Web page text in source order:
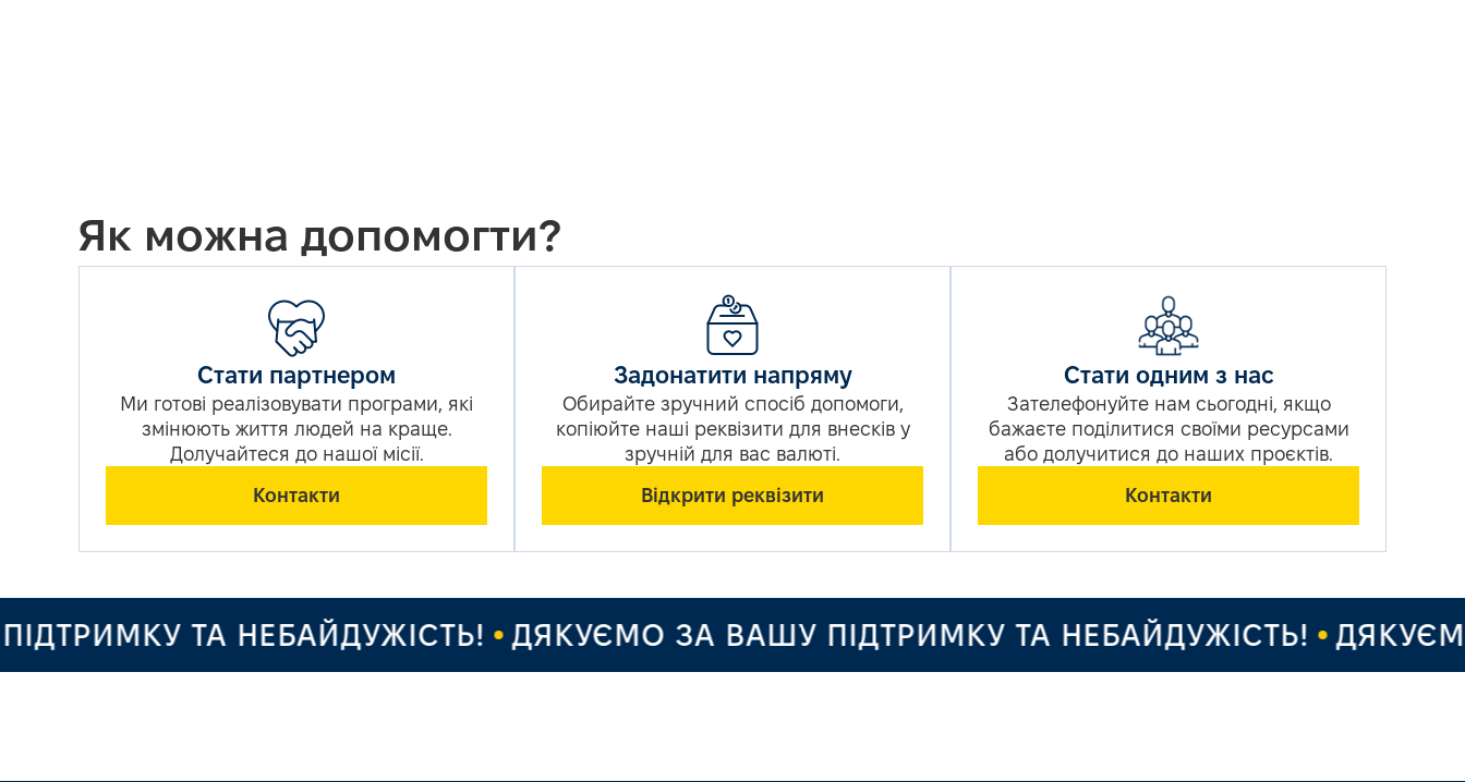
Як можна допомогти?
Стати партнером
Ми готові реалізовувати програми, які
змінюють життя людей на краще.
Долучайтеся до нашої місії.
Контакти
Задонатити напряму
Обирайте зручний спосіб допомоги,
копіюйте наші реквізити для внесків у
зручній для вас валюті.
Відкрити реквізити
Стати одним з нас
Зателефонуйте нам сьогодні, якщо
бажаєте поділитися своїми ресурсами
або долучитися до наших проєктів.
Контакти
ТА НЕБАЙДУЖІСТЬ! ДЯКУЄМО ЗА ВАШУ ПІДТРИМКУ ТА НЕБАЙДУЖІСТЬ! ДЯКУЄМО